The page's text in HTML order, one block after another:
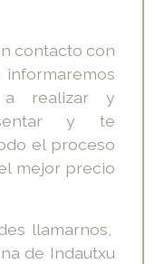
contacto con
realizar y
y te
el proceso
mejor precio
llamarnos,
de Indautxu